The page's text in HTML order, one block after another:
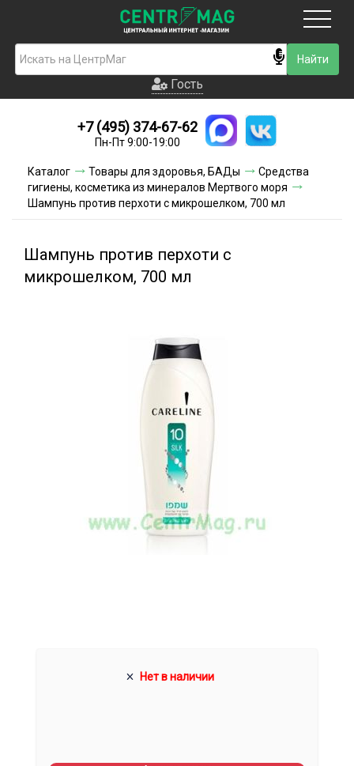
Гость
Новинки
Условия доставки
Условия оплаты
Акции и скидки
Гость
+7 (495) 374-67-62
Пн-Пт 9:00-19:00
Каталог Товары для здоровья, БАДы
Средства
гигиены, косметика из минералов Мертвого моря
Шампунь против перхоти с микрошелком, 700 мл
Шампунь против перхоти с
микрошелком, 700 мл
Нет в наличии